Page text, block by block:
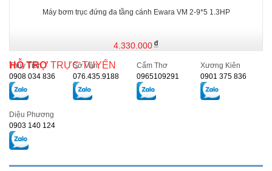
Máy bơm trục đứng đa tầng cánh Ewara VM 2-9*5 1.3HP
4.330.000
HỖ TRỢ TRỰC TUYẾN
Thủy Tiên
0908 034 836
Sở Vân
076.435.9188
Cẩm Thơ
0965109291
Xương Kiên
0901 375 836
Diệu Phương
0903 140 124